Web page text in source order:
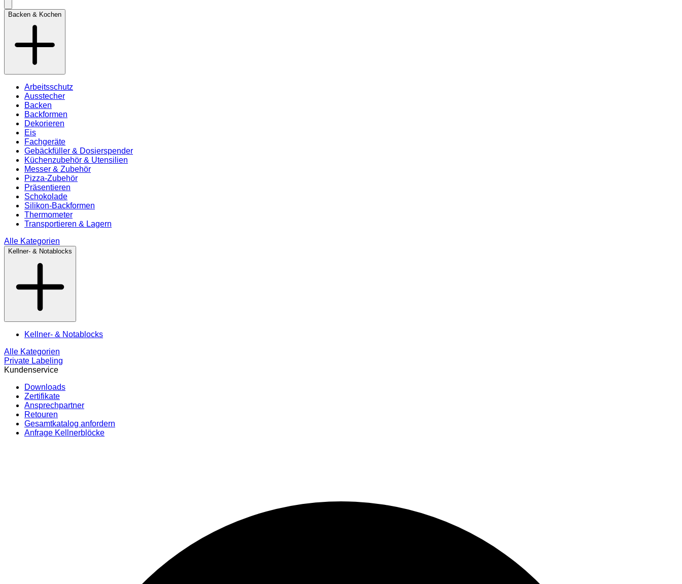
Backen & Kochen
Arbeitsschutz
Ausstecher
Backen
Backformen
Dekorieren
Eis
Fachgeräte
Gebäckfüller & Dosierspender
Küchenzubehör & Utensilien
Messer & Zubehör
Pizza-Zubehör
Präsentieren
Schokolade
Silikon-Backformen
Thermometer
Transportieren & Lagern
Alle Kategorien
Kellner- & Notablocks
Kellner- & Notablocks
Alle Kategorien
Private Labeling
Kundenservice
Downloads
Zertifikate
Ansprechpartner
Retouren
Gesamtkatalog anfordern
Anfrage Kellnerblöcke